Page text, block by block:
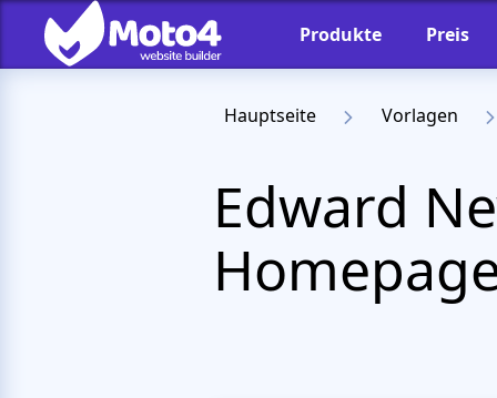
Produkte Preis
Hauptseite Vorlagen
Edward